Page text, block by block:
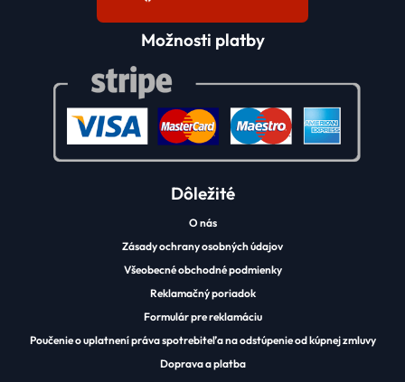
Dôležité
O nás
Zásady ochrany osobných údajov
Všeobecné obchodné podmienky
Reklamačný poriadok
Formulár pre reklamáciu
Poučenie o uplatnení práva spotrebiteľa na odstúpenie od kúpnej zmluvy
Doprava a platba
Možnosti platby